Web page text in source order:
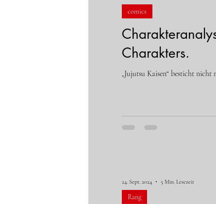
Charakters.
„Jujutsu Kaisen“ besticht
comics
Rang
24. Sept. 2024 5 Min. Lesezeit